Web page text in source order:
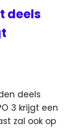
deels
deels
3 krijgt een
zal ook op